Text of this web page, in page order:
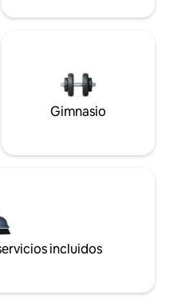
Gimnasio
incluidos